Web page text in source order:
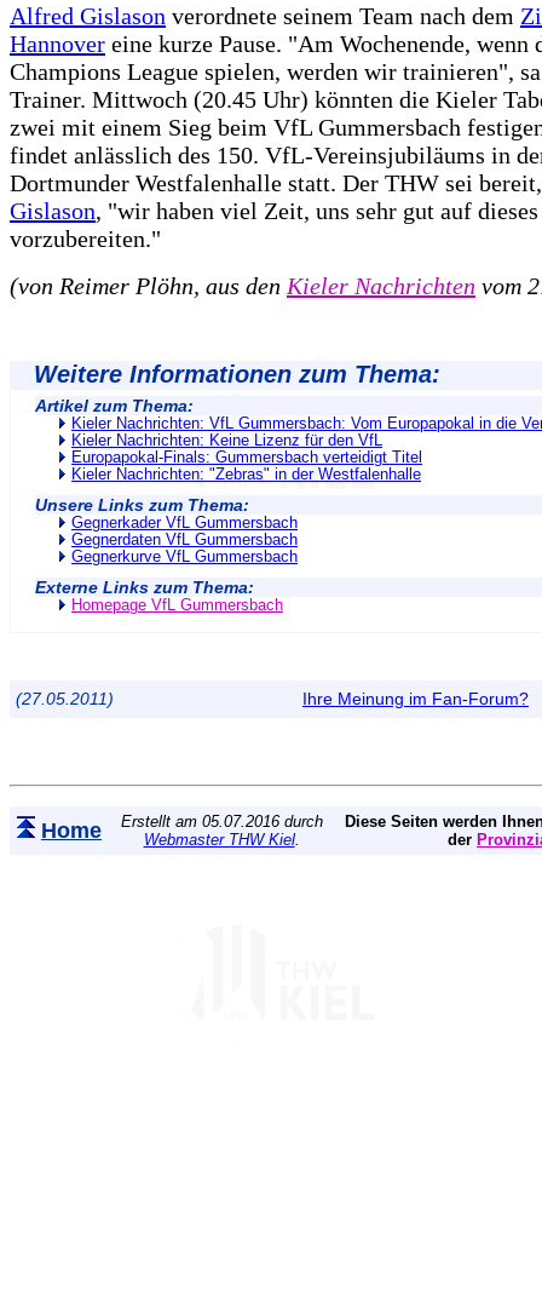
Alfred Gislason verordnete seinem Team nach dem
Hannover eine kurze Pause. "Am Wochenende, wenn
Champions League spielen, werden wir trainieren",
Trainer. Mittwoch (20.45 Uhr) könnten die Kieler
zwei mit einem Sieg beim VfL Gummersbach
findet anlässlich des 150. VfL-Vereinsjubiläums in
Dortmunder Westfalenhalle statt. Der THW sei
Gislason, "wir haben viel Zeit, uns sehr gut auf
vorzubereiten."
(von Reimer Plöhn, aus den Kieler Nachrichten vom
Weitere Informationen zum Thema:
Artikel zum Thema:
Kieler Nachrichten: VfL Gummersbach: Vom Europapokal in die
Kieler Nachrichten: Keine Lizenz für den VfL
Europapokal-Finals: Gummersbach verteidigt Titel
Kieler Nachrichten: "Zebras" in der Westfalenhalle
Unsere Links zum Thema:
Gegnerkader VfL Gummersbach
Gegnerdaten VfL Gummersbach
Gegnerkurve VfL Gummersbach
Externe Links zum Thema:
Homepage VfL Gummersbach
(27.05.2011) Ihre Meinung im Fan-Forum?
Home
Erstellt am 05.07.2016 durch
Webmaster THW Kiel.
Diese Seiten werden
der